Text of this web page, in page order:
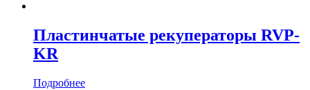
Пластинчатые рекуператоры RVP-
KR
Подробнее